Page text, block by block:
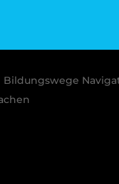
Bildungswege